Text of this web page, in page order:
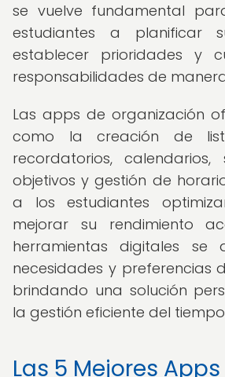
se vuelve fundamental
estudiantes a planificar
establecer prioridades y
responsabilidades de
Las apps de organización
como la creación de
recordatorios, calendarios,
objetivos y gestión de
a los estudiantes
mejorar su rendimiento
herramientas digitales
necesidades y preferencias
brindando una solución
la gestión eficiente del
Las 5 Mejores